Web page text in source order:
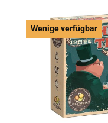
Wenige verfügbar